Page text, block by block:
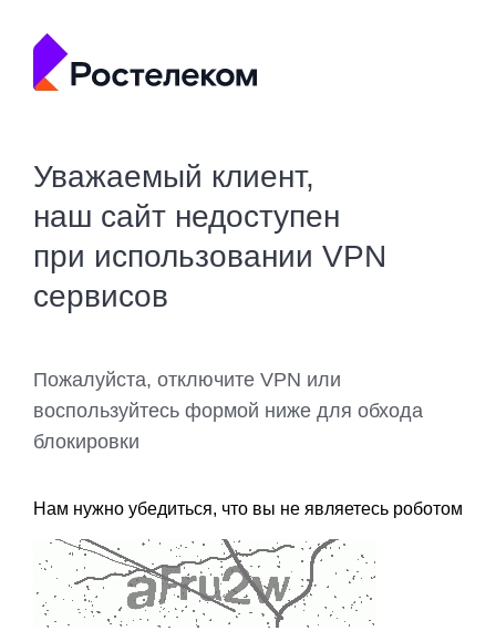
Уважаемый клиент,
наш сайт недоступен
при использовании VPN
сервисов
Пожалуйста, отключите VPN или
воспользуйтесь формой ниже для обхода
блокировки
Нам нужно убедиться, что вы не являетесь роботом